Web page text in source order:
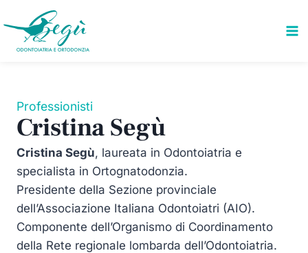
al
contenuto
Professionisti
Cristina Segù
Cristina Segù, laureata in Odontoiatria e
specialista in Ortognatodonzia.
Presidente della Sezione provinciale
dell’Associazione Italiana Odontoiatri (AIO).
Componente dell’Organismo di Coordinamento
della Rete regionale lombarda dell’Odontoiatria.